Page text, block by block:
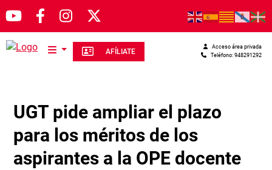
Pasar al contenido principal
AFÍLIATE Teléfono: 948291292
Acceso área privada
UGT pide ampliar el plazo
para los méritos de los
aspirantes a la OPE docente